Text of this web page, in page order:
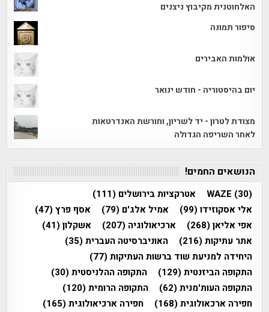
האלחוטנית מקיבוץ ניצנים
סיפור תמונה
אולמות האבירים
יום בהיסטוריה - חודש ינואר
מצודת לטרון - יד לשריון, וחורשת האנדרטאות
לאחר השריפה הגדולה
הנושאים החמים!
WAZE (30) אטרקציות בירושלים (111)
אלי אסקוזידו(99) אמיל אלג'ם (79) אסף פרץ(47)
אפי אליאן(268) ארכיאולוגיה (207) אשקלון(41)
אתר עתיקות(216) האוניברסיטה העברית(35)
היחידה למניעת שוד ברשות העתיקות(77)
התקופה הביזנטית(129) התקופה ההלניסטית(30)
התקופה העות'מנית(62) התקופה הרומית(120)
חפירה ארכאולוגית(168) חפירה ארכיאולוגית(165)